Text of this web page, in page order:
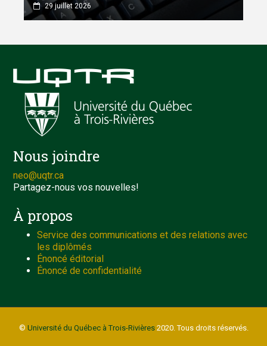
29 juillet 2026
Nous joindre
neo@uqtr.ca
Partagez-nous vos nouvelles!
À propos
Service des communications et des relations avec
les diplômés
Énoncé éditorial
Énoncé de confidentialité
© Université du Québec à Trois-Rivières2020. Tous droits réservés.